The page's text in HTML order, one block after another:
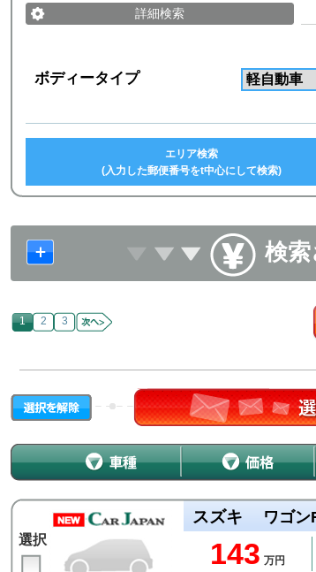
詳細検索
ボディータイプ
エリア検索
(入力した郵便番号をt中心にして検索)
検
1 2 3
選択
スズキ ワゴン
143 万円